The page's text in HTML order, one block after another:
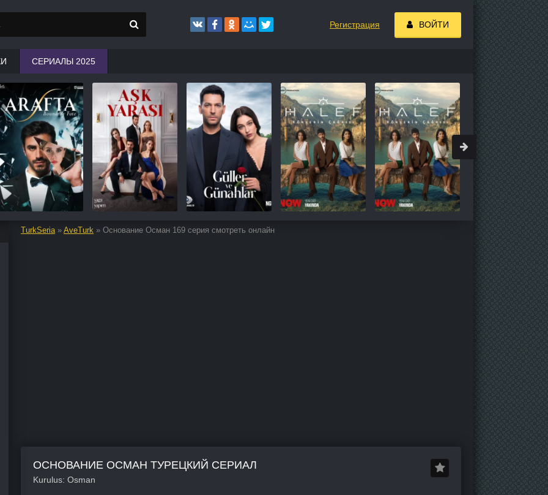
TurkSeria» AveTurk » Основание Осман 169 серия смотреть онлайн
ОСНОВАНИЕ ОСМАН ТУРЕЦКИЙ СЕРИАЛ
Kurulus: Osman
Регистрация ВОЙТИ
СЕРИАЛЫ 2025